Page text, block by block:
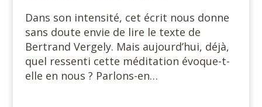
Dans son intensité, cet écrit nous donne
sans doute envie de lire le texte de
Bertrand Vergely. Mais aujourd’hui, déjà,
quel ressenti cette méditation évoque-t-
elle en nous ? Parlons-en…